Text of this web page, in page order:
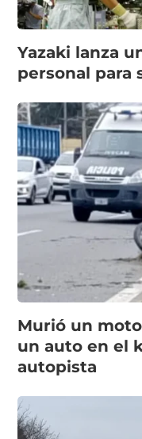
Yazaki lanza
personal para
Murió un
un auto en el
autopista